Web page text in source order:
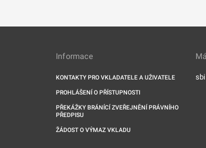
Informace
KONTAKTY PRO VKLADATELE A UŽIVATELE
PROHLÁŠENÍ O PŘÍSTUPNOSTI
PŘEKÁŽKY BRÁNÍCÍ ZVEŘEJNĚNÍ PRÁVNÍHO
PŘEDPISU
ŽÁDOST O VÝMAZ VKLADU